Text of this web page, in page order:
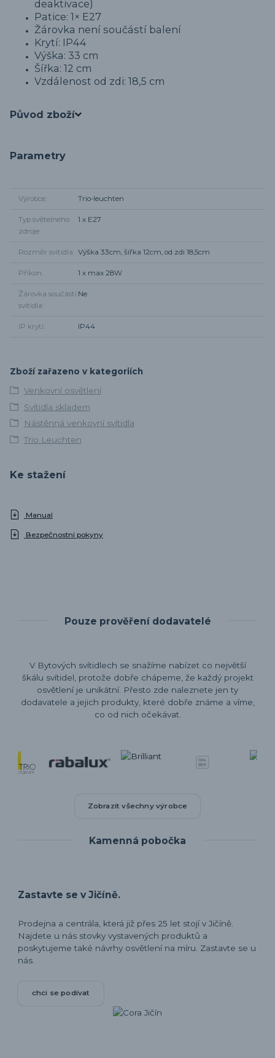
deaktivace)
Patice: 1× E27
Žárovka není součástí balení
Krytí: IP44
Výška: 33 cm
Šířka: 12 cm
Vzdálenost od zdi: 18,5 cm
Původ zboží
Parametry
Výrobce Trio-leuchten
Typ světelného
zdroje
1 x E27
Rozměr svítidla Výška 33cm, šířka 12cm, od zdi 18,5cm
Příkon 1 x max 28W
Žárovka součástí
svítidla
Ne
IP krytí IP44
Zboží zařazeno v kategoriích
Venkovní osvětlení
Svítidla skladem
Nástěnná venkovní svítidla
Trio Leuchten
Ke stažení
Manual
Bezpečnostní pokyny
Pouze prověření dodavatelé
V Bytových svítidlech se snažíme nabízet co největší
škálu svítidel, protože dobře chápeme, že každý projekt
osvětlení je unikátní. Přesto zde naleznete jen ty
dodavatele a jejich produkty, které dobře známe a víme,
co od nich očekávat.
Zobrazit všechny výrobce
Kamenná pobočka
Zastavte se v Jičíně.
Prodejna a centrála, která již přes 25 let stojí v Jičíně.
Najdete u nás stovky vystavených produktů a
poskytujeme také návrhy osvětlení na míru. Zastavte se u
nás.
chci se podívat